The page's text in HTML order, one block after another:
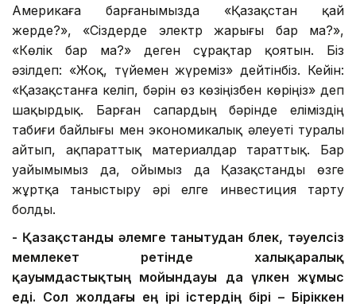
Америкаға барғанымызда «Қазақстан қай
жерде?», «Сіздерде электр жарығы бар ма?»,
«Көлік бар ма?» деген сұрақтар қоятын. Біз
әзілдеп: «Жоқ, түйемен жүреміз» дейтінбіз. Кейін:
«Қазақстанға келіп, бәрін өз көзіңізбен көріңіз» деп
шақырдық. Барған сапардың бәрінде еліміздің
табиғи байлығы мен экономикалық әлеуеті туралы
айтып, ақпараттық материалдар тараттық. Бар
уайымымыз да, ойымыз да Қазақстанды өзге
жұртқа таныстыру әрі елге инвестиция тарту
болды.
- Қазақстанды әлемге танытудан бөлек, тәуелсіз
мемлекет ретінде халықаралық
қауымдастықтың мойындауы да үлкен жұмыс
еді. Сол жолдағы ең ірі істердің бірі – Біріккен